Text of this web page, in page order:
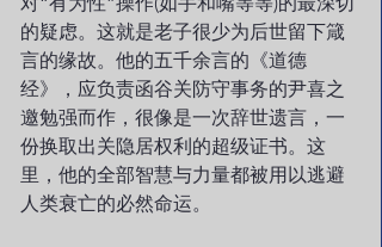
的疑虑。这就是老子很少为后世留下箴
言的缘故。他的五千余言的《道德
经》，应负责函谷关防守事务的尹喜之
邀勉强而作，很像是一次辞世遗言，一
份换取出关隐居权利的超级证书。这
里，他的全部智慧与力量都被用以逃避
人类衰亡的必然命运。